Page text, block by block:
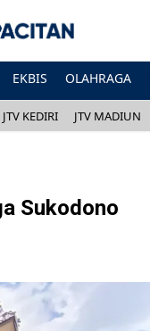
EKBIS OLAHRAGA
JTV KEDIRI JTV MADIUN
Sukodono